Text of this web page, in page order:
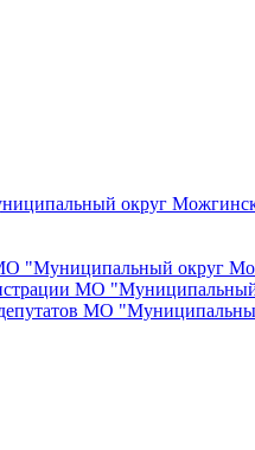
округ
"Муниципальный округ
МО
МО